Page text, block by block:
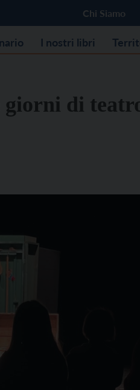
Chi Siamo
I nostri libri
giorni di